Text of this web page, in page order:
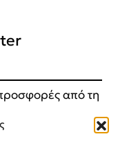
από τη